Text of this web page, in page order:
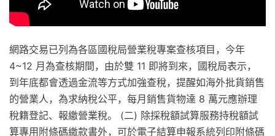
網路交易已列為各區國稅局營業稅專案查核項目，今年
4~12 月為查核期間，由於雙 11 即將到來，國稅局表示，
到年底都會透過金流等方式加強查稅，提醒如海外批貨銷售
的營業人，為求納稅公平，每月銷售貨物達 8 萬元應辦理
稅籍登記、報繳營業稅。 (二) 除採稅額試算服務持稅額試
算專用附條碼繳款書外，可於電子結算申報系統列印附條碼